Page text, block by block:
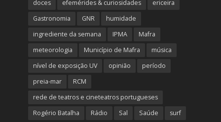
doces
efemérides & curiosidades
ericeira
Gastronomia
GNR
humidade
ingrediente da semana
IPMA
Mafra
meteorologia
Município de Mafra
música
nível de exposição UV
opinião
período
preia-mar
RCM
rede de teatros e cineteatros portugueses
Rogério Batalha
Rádio Sal Saúde surf